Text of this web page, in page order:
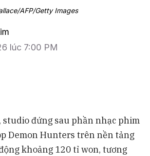
AFP/Getty Images
lúc 7:00 PM
studio đứng sau phần nhạc phim
Demon Hunters trên nền tảng
khoảng 120 tỉ won, tương